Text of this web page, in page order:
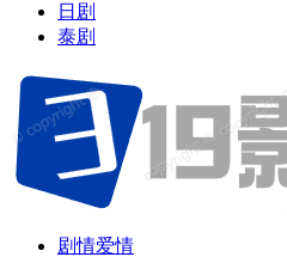
日剧
泰剧
剧情爱情